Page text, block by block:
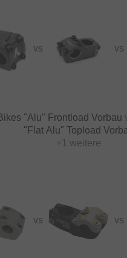
VS VS
"Alu" Frontload Vorbau
"Flat Alu" Topload
+1 weitere
VS VS